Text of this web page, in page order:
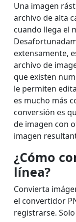
Una imagen
archivo de alta
cuando llega el
extensamente,
archivo de
que existen
le permiten
es mucho más
conversión es
de imagen con
imagen
¿Cómo
línea?
Convierta
el convertidor
registrarse.